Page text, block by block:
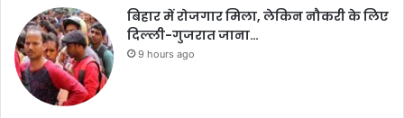
बिहार में रोजगार मिला, लेकिन नौकरी के लिए
दिल्ली-गुजरात जाना…
9 hours ago